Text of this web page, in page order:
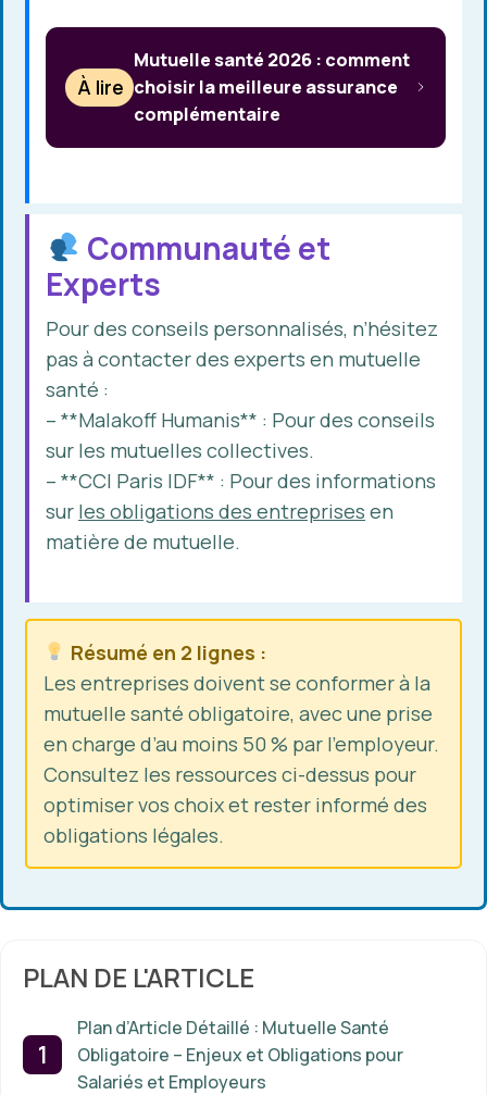
À lire
Mutuelle santé 2026 : comment
choisir la meilleure assurance
complémentaire
Communauté et
Experts
Pour des conseils personnalisés, n’hésitez
pas à contacter des experts en mutuelle
santé :
– **Malakoff Humanis** : Pour des conseils
sur les mutuelles collectives.
– **CCI Paris IDF** : Pour des informations
sur les obligations des entreprises en
matière de mutuelle.
Résumé en 2 lignes :
Les entreprises doivent se conformer à la
mutuelle santé obligatoire, avec une prise
en charge d’au moins 50 % par l’employeur.
Consultez les ressources ci-dessus pour
optimiser vos choix et rester informé des
obligations légales.
PLAN DE L'ARTICLE
Plan d’Article Détaillé : Mutuelle Santé
Obligatoire – Enjeux et Obligations pour
Salariés et Employeurs